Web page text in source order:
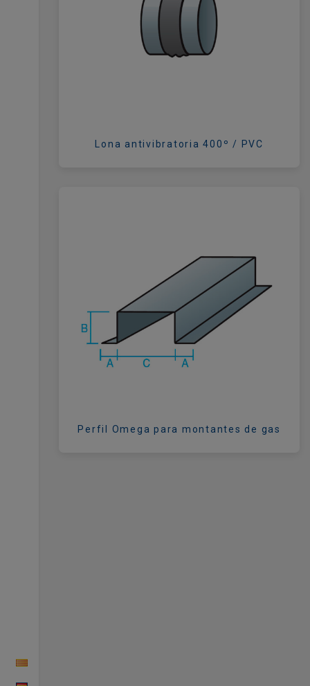
Lona antivibratoria 400º / PVC
Perfil Omega para montantes de gas